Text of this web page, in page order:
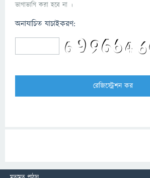
ভাগাভাগি করা হবে না ।
অনাযাচিত যাচাইকরণ: